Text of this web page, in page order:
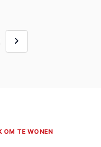
OM TE WONEN